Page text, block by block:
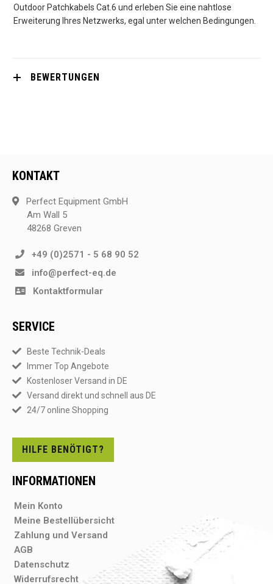
Outdoor Patchkabels Cat.6 und erleben Sie eine nahtlose
Erweiterung Ihres Netzwerks, egal unter welchen Bedingungen.
BEWERTUNGEN
KONTAKT
Perfect Equipment GmbH
Am Wall 5
48268 Greven
+49 (0)2571 - 5 68 90 52
info@perfect-eq.de
Kontaktformular
SERVICE
Beste Technik-Deals
Immer Top Angebote
Kostenloser Versand in DE
Versand direkt und schnell aus DE
24/7 online Shopping
HILFE BENÖTIGT?
INFORMATIONEN
Mein Konto
Meine Bestellübersicht
Zahlung und Versand
AGB
Datenschutz
Widerrufsrecht